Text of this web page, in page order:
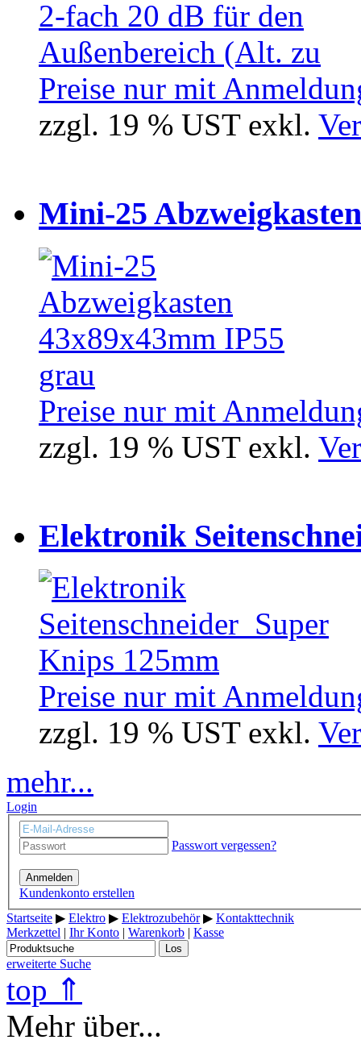
Preise nur mit
zzgl. 19 % UST exkl.
Mini-25
Preise nur mit
zzgl. 19 % UST exkl.
Elektronik
Preise nur mit
zzgl. 19 % UST exkl.
mehr...
Login
Passwort vergessen?
Anmelden
Kundenkonto erstellen
Startseite ▶ Elektro ▶ Elektrozubehör▶ Kontakttechnik
Merkzettel | Ihr Konto | Warenkorb | Kasse
Los
erweiterte Suche
top ⇑
Mehr über...